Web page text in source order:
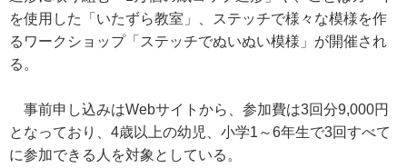
を使用した「いたずら教室」、ステッチで様々な模様を作
るワークショップ「ステッチでぬいぬい模様」が開催され
る。
事前申し込みはWebサイトから、参加費は3回分9,000円
となっており、4歳以上の幼児、小学1～6年生で3回すべて
に参加できる人を対象としている。